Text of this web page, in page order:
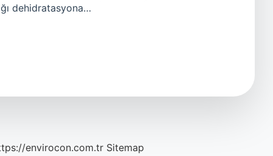
dehidratasyona…
envirocon.com.tr Sitemap